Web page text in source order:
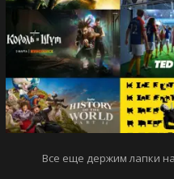
Все еще держим лапки